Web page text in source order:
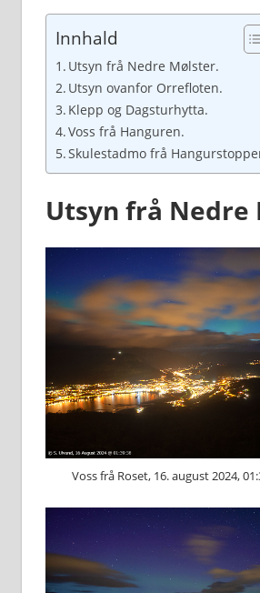
Innhald
Utsyn frå Nedre Mølster.
Utsyn ovanfor Orrefloten.
Klepp og Dagsturhytta.
Voss frå Hanguren.
Skulestadmo frå
Utsyn frå Nedre
Voss frå Roset, 16. august 2024,